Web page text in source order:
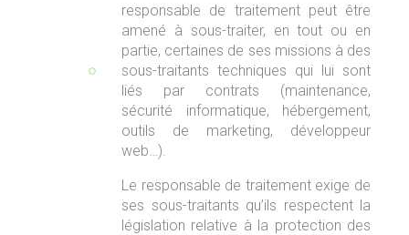
responsable de traitement peut être
amené à sous-traiter, en tout ou en
partie, certaines de ses missions à des
sous-traitants techniques qui lui sont
liés par contrats (maintenance,
sécurité informatique, hébergement,
outils de marketing, développeur
web…).
Le responsable de traitement exige de
ses sous-traitants qu’ils respectent la
législation relative à la protection des